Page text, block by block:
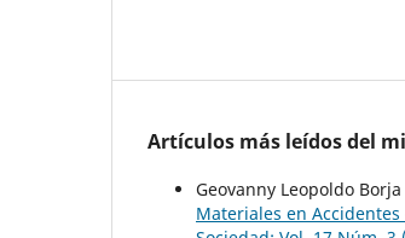
Artículos más leídos del
Geovanny Leopoldo
Materiales en